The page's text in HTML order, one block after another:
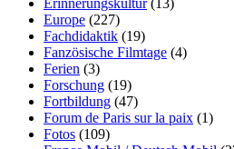
Erinnerungskultur(13)
Europe (227)
Fachdidaktik (19)
Fanzösische Filmtage (4)
Ferien (3)
Forschung (19)
Fortbildung (47)
Forum de Paris sur la paix (1)
Fotos (109)